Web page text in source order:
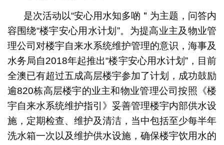
是次活动以“安心用水知多啲＂为主题，问答内
容围绕“楼宇安心用水计划”。为提高业主及物业管
理公司对楼宇自来水系统维护管理的意识，海事及
水务局自2018年起推出“楼宇安心用水计划”，目前
全澳已有超过五成高层楼宇参加了计划，成功鼓励
逾820栋高层楼宇的业主和物业管理公司按照《楼
宇自来水系统维护指引》妥善管理楼宇内部供水设
施，定期检查、维护及清洁，当中包括至少每半年
洗水箱一次以及维护供水设施，确保楼宇饮用水的